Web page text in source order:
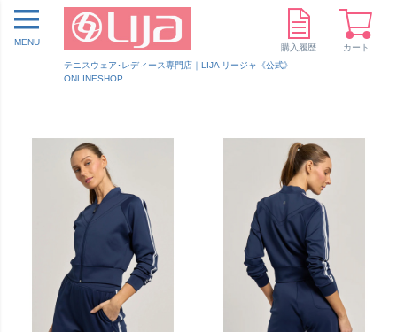
テニスウェア･レディース専門店｜LIJA リージャ《公式》
ONLINESHOP
MENU
購入履歴 カート